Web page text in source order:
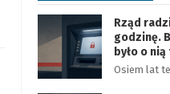
Rząd
godzinę.
było o
Osiem lat